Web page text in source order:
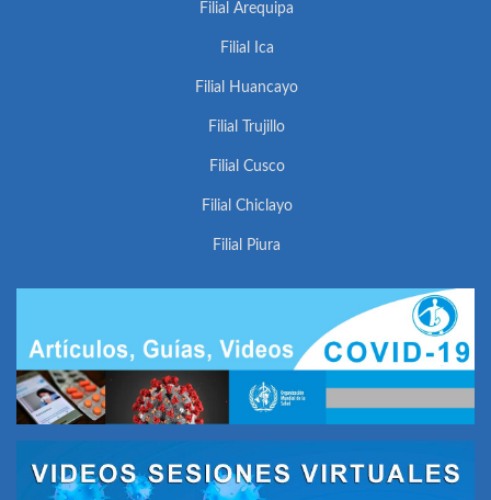
Filial Arequipa
Filial Ica
Filial Huancayo
Filial Trujillo
Filial Cusco
Filial Chiclayo
Filial Piura